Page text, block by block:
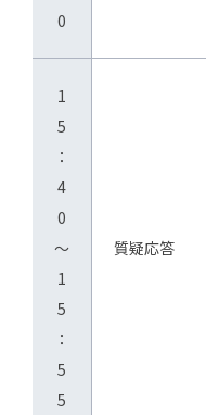
0
1
5
：
4
0
～
1
5
：
5
5
質疑応答